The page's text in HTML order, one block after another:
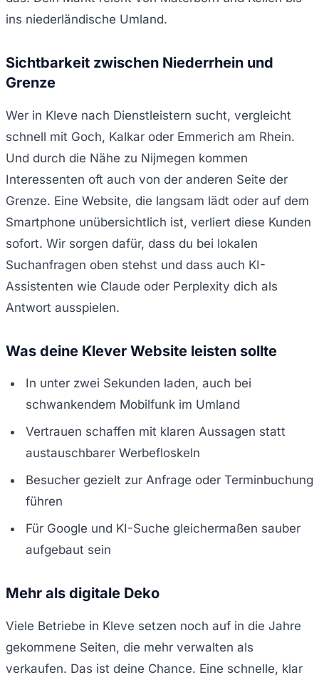
ins niederländische Umland.
Sichtbarkeit zwischen Niederrhein und
Grenze
Wer in Kleve nach Dienstleistern sucht, vergleicht
schnell mit Goch, Kalkar oder Emmerich am Rhein.
Und durch die Nähe zu Nijmegen kommen
Interessenten oft auch von der anderen Seite der
Grenze. Eine Website, die langsam lädt oder auf dem
Smartphone unübersichtlich ist, verliert diese Kunden
sofort. Wir sorgen dafür, dass du bei lokalen
Suchanfragen oben stehst und dass auch KI-
Assistenten wie Claude oder Perplexity dich als
Antwort ausspielen.
Was deine Klever Website leisten sollte
In unter zwei Sekunden laden, auch bei
schwankendem Mobilfunk im Umland
Vertrauen schaffen mit klaren Aussagen statt
austauschbarer Werbefloskeln
Besucher gezielt zur Anfrage oder Terminbuchung
führen
Für Google und KI-Suche gleichermaßen sauber
aufgebaut sein
Mehr als digitale Deko
Viele Betriebe in Kleve setzen noch auf in die Jahre
gekommene Seiten, die mehr verwalten als
verkaufen. Das ist deine Chance. Eine schnelle, klar